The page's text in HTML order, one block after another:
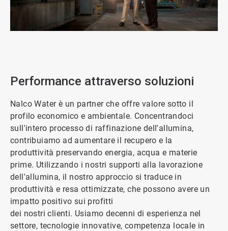
Performance attraverso soluzioni
Nalco Water è un partner che offre valore sotto il
profilo economico e ambientale. Concentrandoci
sull'intero processo di raffinazione dell'allumina,
contribuiamo ad aumentare il recupero e la
produttività preservando energia, acqua e materie
prime. Utilizzando i nostri supporti alla lavorazione
dell'allumina, il nostro approccio si traduce in
produttività e resa ottimizzate, che possono avere un
impatto positivo sui profitti
dei nostri clienti. Usiamo decenni di esperienza nel
settore, tecnologie innovative, competenza locale in